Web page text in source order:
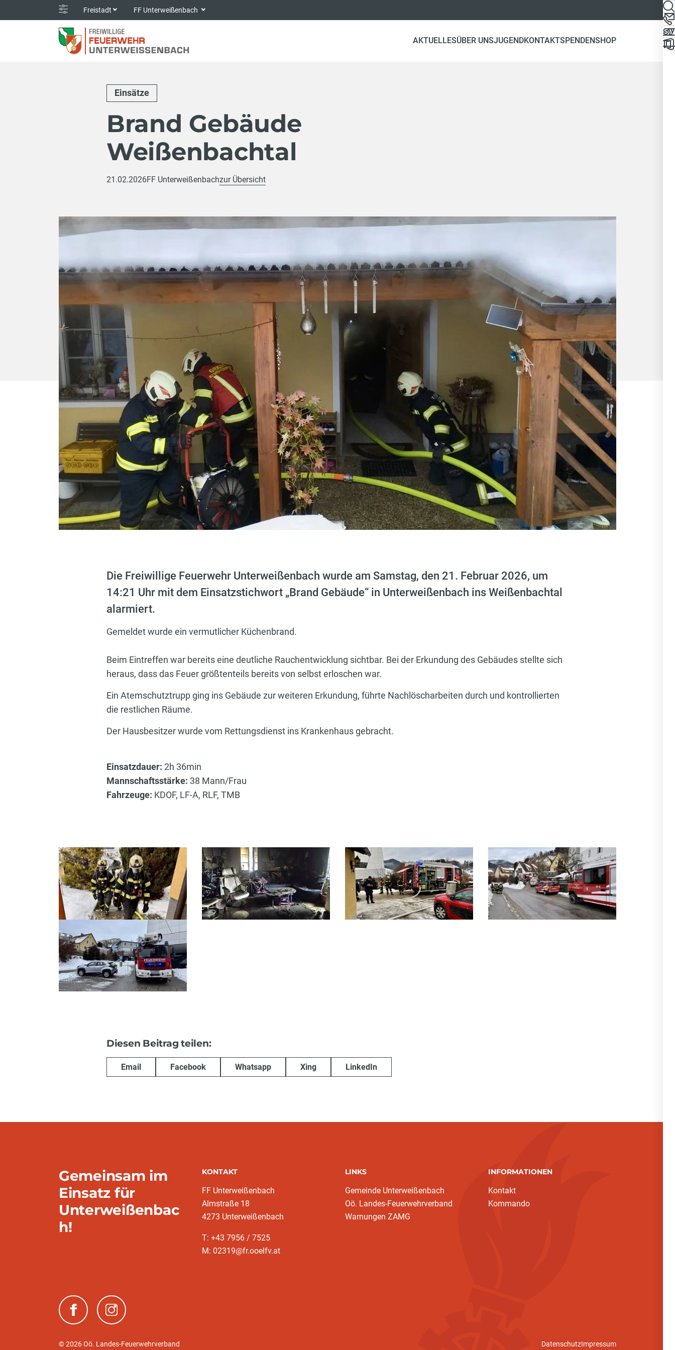
Freistadt FF Unterweißenbach
AKTUELLESÜBER UNSJUGENDKONTAKTSPENDENSHOP
Einsätze
Brand Gebäude
Weißenbachtal
21.02.2026FF Unterweißenbachzur Übersicht
Die Freiwillige Feuerwehr Unterweißenbach wurde am Samstag, den 21. Februar 2026, um
14:21 Uhr mit dem Einsatzstichwort „Brand Gebäude“ in Unterweißenbach ins Weißenbachtal
alarmiert.
Gemeldet wurde ein vermutlicher Küchenbrand.
Beim Eintreffen war bereits eine deutliche Rauchentwicklung sichtbar. Bei der Erkundung des Gebäudes stellte sich
heraus, dass das Feuer größtenteils bereits von selbst erloschen war.
Ein Atemschutztrupp ging ins Gebäude zur weiteren Erkundung, führte Nachlöscharbeiten durch und kontrollierten
die restlichen Räume.
Der Hausbesitzer wurde vom Rettungsdienst ins Krankenhaus gebracht.
Einsatzdauer: 2h 36min
Mannschaftsstärke: 38 Mann/Frau
Fahrzeuge: KDOF, LF-A, RLF, TMB
Diesen Beitrag teilen:
Email Facebook Whatsapp Xing LinkedIn
Gemeinsam im
Einsatz für
Unterweißenbac
h!
KONTAKT
FF Unterweißenbach
Almstraße 18
4273 Unterweißenbach
T: +43 7956 / 7525
M: 02319@fr.ooelfv.at
LINKS
Gemeinde Unterweißenbach
Oö. Landes-Feuerwehrverband
Warnungen ZAMG
INFORMATIONEN
Kontakt
Kommando
(neues Fenster)(neues Fenster)
© 2026 Oö. Landes-Feuerwehrverband DatenschutzImpressum